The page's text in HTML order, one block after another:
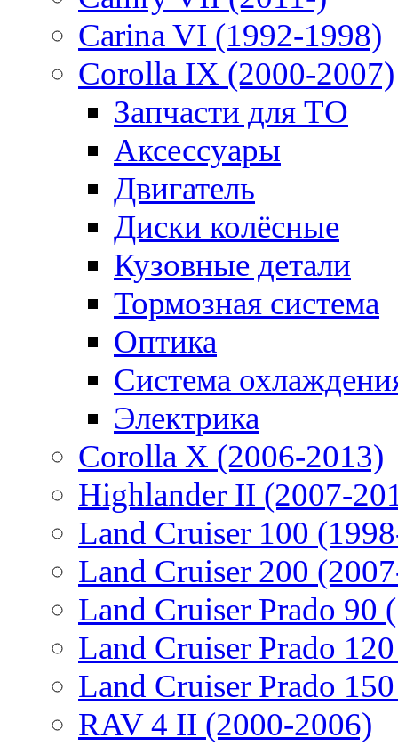
Carina VI (1992-1998)
Corolla IX (2000-2007)
Запчасти для ТО
Аксессуары
Двигатель
Диски колёсные
Кузовные детали
Тормозная система
Оптика
Система
Электрика
Corolla X (2006-2013)
Highlander II (2007-
Land Cruiser 100
Land Cruiser 200
Land Cruiser Prado 90
Land Cruiser Prado
Land Cruiser Prado
RAV 4 II (2000-2006)